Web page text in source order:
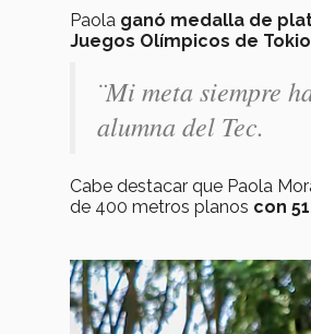
Paola ganó medalla de
Juegos Olímpicos de Tokio
¨Mi meta siempre
alumna del Tec.
Cabe destacar que Paola
de 400 metros planos con